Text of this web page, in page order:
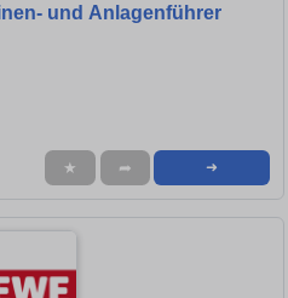
und Anlagenführer
★ ➦ ➜